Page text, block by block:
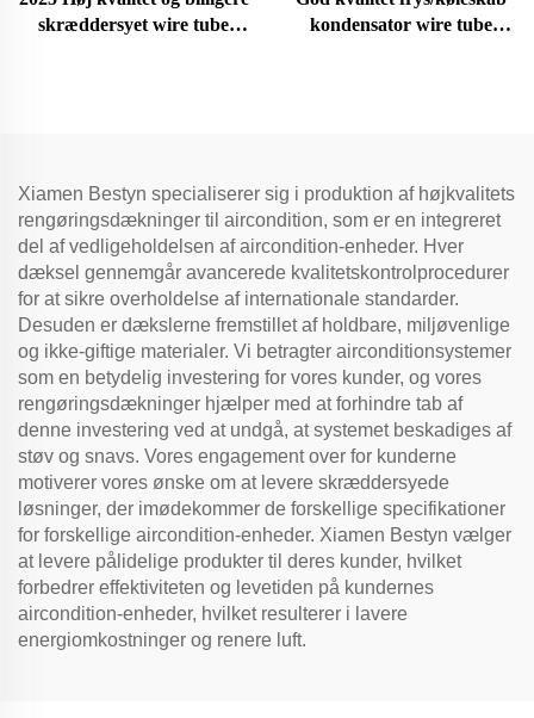
skræddersyet wire tube
kondensator wire tube
Xiamen Bestyn specialiserer sig i produktion af højkvalitets
rengøringsdækninger til aircondition, som er en integreret
del af vedligeholdelsen af aircondition-enheder. Hver
dæksel gennemgår avancerede kvalitetskontrolprocedurer
for at sikre overholdelse af internationale standarder.
Desuden er dækslerne fremstillet af holdbare, miljøvenlige
og ikke-giftige materialer. Vi betragter airconditionsystemer
som en betydelig investering for vores kunder, og vores
rengøringsdækninger hjælper med at forhindre tab af
denne investering ved at undgå, at systemet beskadiges af
støv og snavs. Vores engagement over for kunderne
motiverer vores ønske om at levere skræddersyede
løsninger, der imødekommer de forskellige specifikationer
for forskellige aircondition-enheder. Xiamen Bestyn vælger
at levere pålidelige produkter til deres kunder, hvilket
forbedrer effektiviteten og levetiden på kundernes
aircondition-enheder, hvilket resulterer i lavere
energiomkostninger og renere luft.